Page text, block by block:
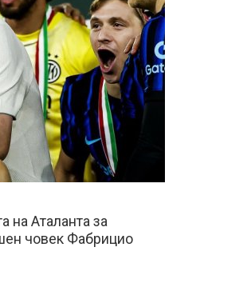
на Аталанта за
човек Фабрицио